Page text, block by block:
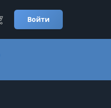
Войти